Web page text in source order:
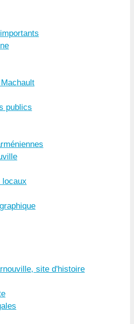
publics
locaux
site d'histoire